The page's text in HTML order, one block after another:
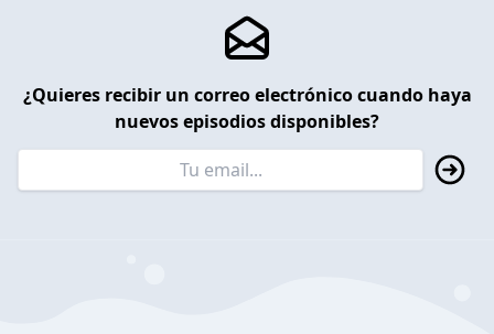
¿Quieres recibir un correo electrónico cuando haya
nuevos episodios disponibles?